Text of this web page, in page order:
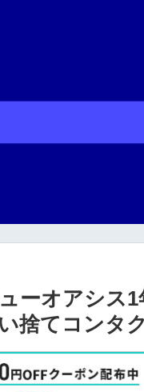
ーオアシス
捨てコンタ